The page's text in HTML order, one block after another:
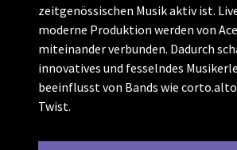
zeitgenössischen Musik aktiv ist.
moderne Produktion werden von
miteinander verbunden. Dadurch
innovatives und fesselndes
beeinflusst von Bands wie
Twist.